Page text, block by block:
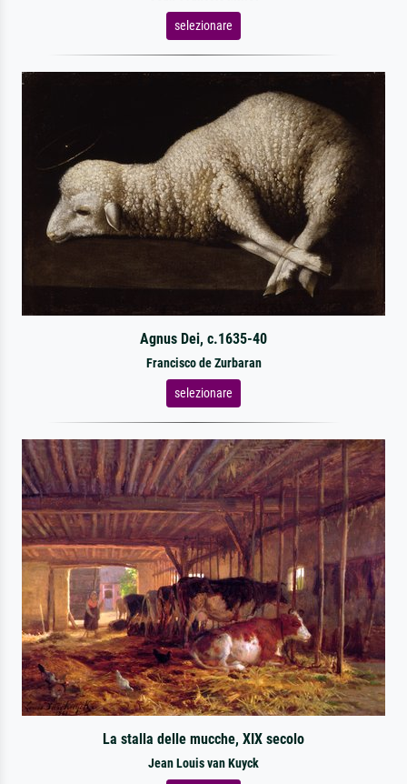
selezionare
Agnus Dei, c.1635-40
Francisco de Zurbaran
selezionare
La stalla delle mucche, XIX secolo
Jean Louis van Kuyck